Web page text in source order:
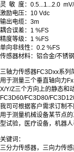
灵 敏 度：0.5...1...2.0
激励电压：10 Vdc
输出电缆：3m
耦合误差：1 %FS
精度等级：1 %FS
单向非线性：0.2 %FS
传感器材料：铝合金/不锈钢
三轴力传感器FC3Dxx系列
用于测量三个垂直轴向力Fx
X/Y/Z三个方向上的静态和
FC3D60/FC3D80/
我司可根据客户需求订制
用于测量机械设备某节点
型试验，医疗设备，机器人
关键词：
三分力传感器，三向力传